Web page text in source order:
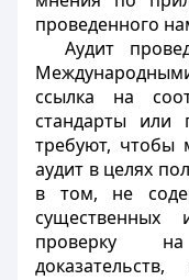
проведенного
Аудит
ссылка на
стандарты или
требуют, чтобы
аудит в целях
в том, не
существенных
проверку